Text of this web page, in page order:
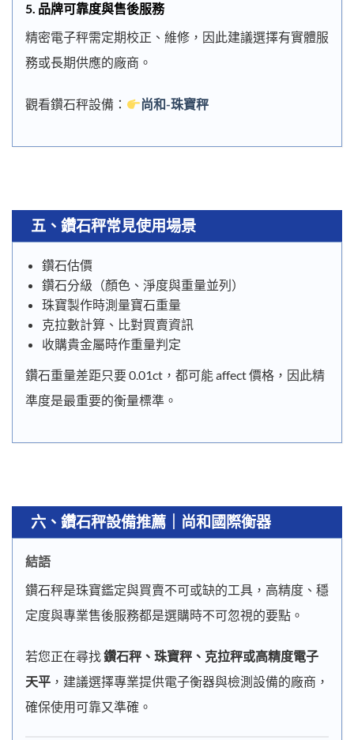
5. 品牌可靠度與售後服務
精密電子秤需定期校正、維修，因此建議選擇有實體服
務或長期供應的廠商。
觀看鑽石秤設備： 尚和-珠寶秤
五、鑽石秤常見使用場景
鑽石估價
鑽石分級（顏色、淨度與重量並列）
珠寶製作時測量寶石重量
克拉數計算、比對買賣資訊
收購貴金屬時作重量判定
鑽石重量差距只要 0.01ct，都可能 affect 價格，因此精
準度是最重要的衡量標準。
六 、 鑽石秤設備推薦｜尚和國際衡器
結語
鑽石秤是珠寶鑑定與買賣不可或缺的工具，高精度、穩
定度與專業售後服務都是選購時不可忽視的要點。
若您正在尋找鑽石秤、珠寶秤、克拉秤或高精度電子
天平 ，建議選擇專業提供電子衡器與檢測設備的廠商，
確保使用可靠又準確。